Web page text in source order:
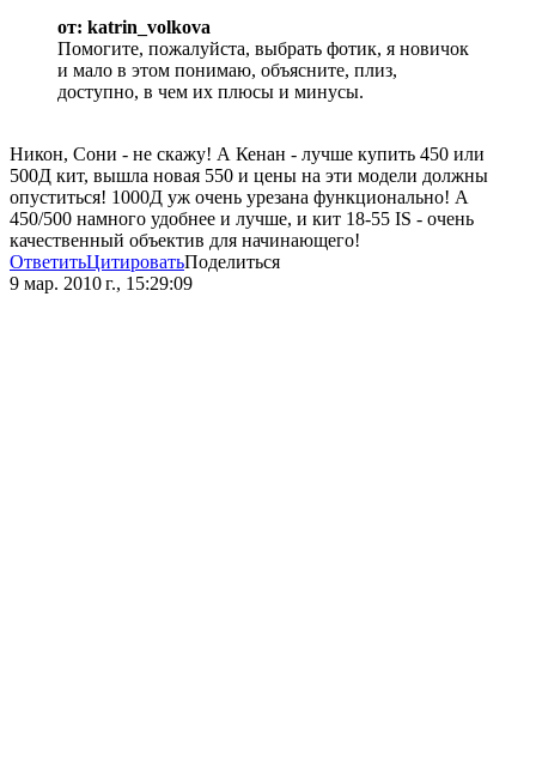
от: katrin_volkova
Помогите, пожалуйста, выбрать фотик, я новичок
и мало в этом понимаю, объясните, плиз,
доступно, в чем их плюсы и минусы.
Никон, Сони - не скажу! А Кенан - лучше купить 450 или
500Д кит, вышла новая 550 и цены на эти модели должны
опуститься! 1000Д уж очень урезана функционально! А
450/500 намного удобнее и лучше, и кит 18-55 IS - очень
качественный объектив для начинающего!
ОтветитьЦитироватьПоделиться
9 мар. 2010 г., 15:29:09